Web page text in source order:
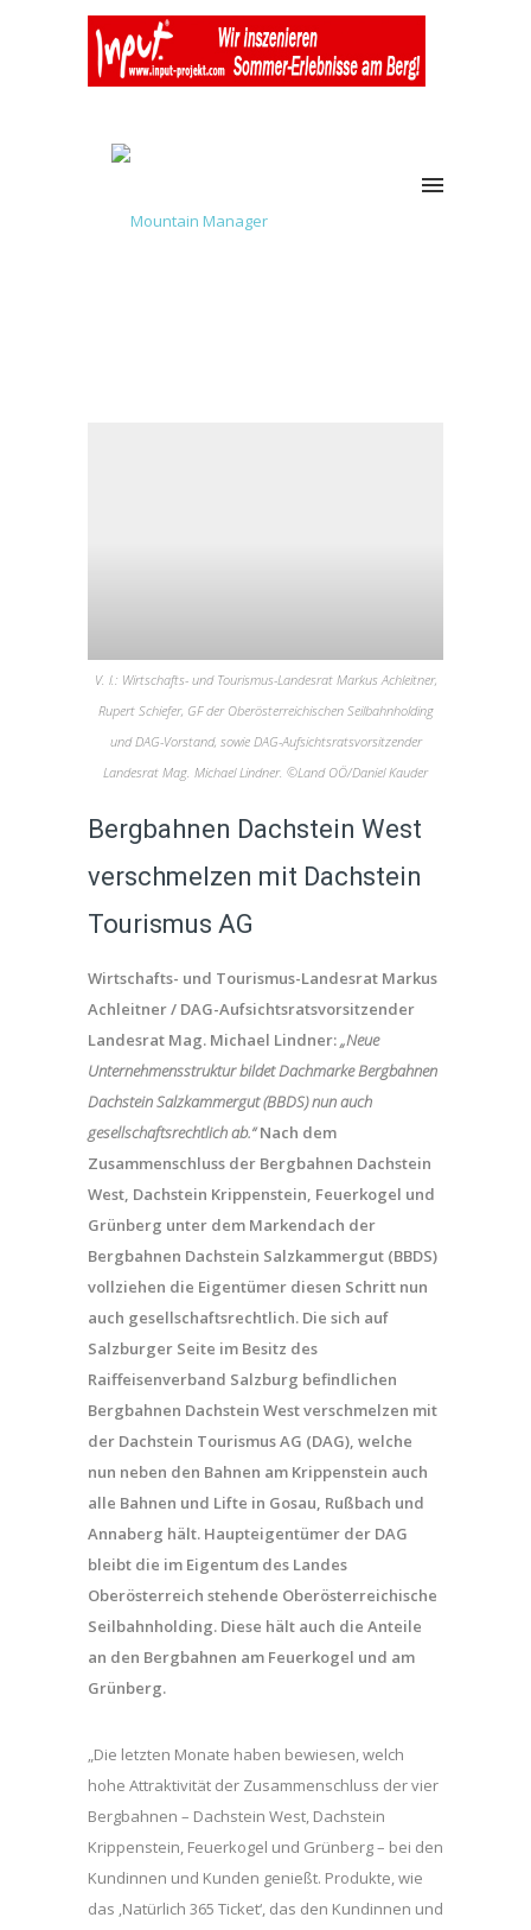
V. l.: Wirtschafts- und Tourismus-Landesrat Markus Achleitner,
Rupert Schiefer, GF der Oberösterreichischen Seilbahnholding
und DAG-Vorstand, sowie DAG-Aufsichtsratsvorsitzender
Landesrat Mag. Michael Lindner. ©Land OÖ/Daniel Kauder
Bergbahnen Dachstein West
verschmelzen mit Dachstein
Tourismus AG
Wirtschafts- und Tourismus-Landesrat Markus
Achleitner / DAG-Aufsichtsratsvorsitzender
Landesrat Mag. Michael Lindner:„Neue
Unternehmensstruktur bildet Dachmarke Bergbahnen
Dachstein Salzkammergut (BBDS) nun auch
gesellschaftsrechtlich ab.“ Nach dem
Zusammenschluss der Bergbahnen Dachstein
West, Dachstein Krippenstein, Feuerkogel und
Grünberg unter dem Markendach der
Bergbahnen Dachstein Salzkammergut (BBDS)
vollziehen die Eigentümer diesen Schritt nun
auch gesellschaftsrechtlich. Die sich auf
Salzburger Seite im Besitz des
Raiffeisenverband Salzburg befindlichen
Bergbahnen Dachstein West verschmelzen mit
der Dachstein Tourismus AG (DAG), welche
nun neben den Bahnen am Krippenstein auch
alle Bahnen und Lifte in Gosau, Rußbach und
Annaberg hält. Haupteigentümer der DAG
bleibt die im Eigentum des Landes
Oberösterreich stehende Oberösterreichische
Seilbahnholding. Diese hält auch die Anteile
an den Bergbahnen am Feuerkogel und am
Grünberg.
„Die letzten Monate haben bewiesen, welch
hohe Attraktivität der Zusammenschluss der vier
Bergbahnen – Dachstein West, Dachstein
Krippenstein, Feuerkogel und Grünberg – bei den
Kundinnen und Kunden genießt. Produkte, wie
das ‚Natürlich 365 Ticket‘, das den Kundinnen und